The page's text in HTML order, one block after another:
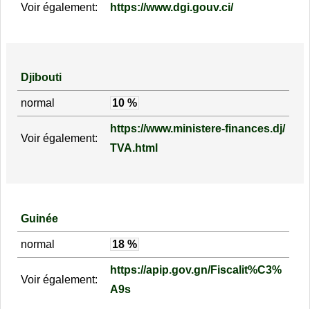
Voir également: https://www.dgi.gouv.ci/
Djibouti
normal 10 %
Voir également:
https://www.ministere-finances.dj/
TVA.html
Guinée
normal 18 %
Voir également:
https://apip.gov.gn/Fiscalit%C3%
A9s